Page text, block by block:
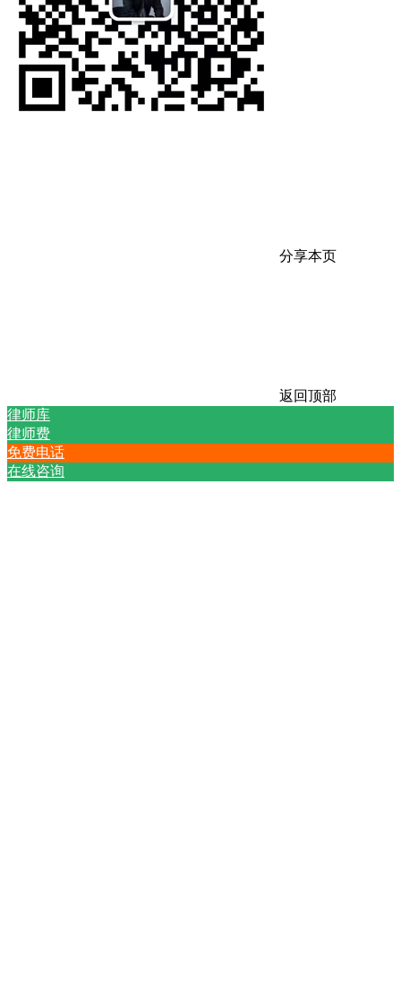
分享本页
返回顶部
律师库
律师费
免费电话
在线咨询